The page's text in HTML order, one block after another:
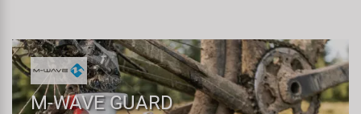
M-WAVE GUARD